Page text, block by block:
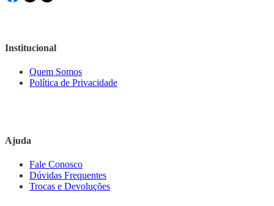
Institucional
Quem Somos
Política de Privacidade
Ajuda
Fale Conosco
Dúvidas Frequentes
Trocas e Devoluções